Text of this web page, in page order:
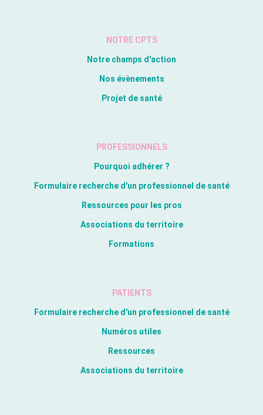
NOTRE CPTS
Notre champs d'action
Nos évènements
Projet de santé
PROFESSIONNELS
Pourquoi adhérer ?
Formulaire recherche d'un professionnel de santé
Ressources pour les pros
Associations du territoire
Formations
PATIENTS
Formulaire recherche d'un professionnel de santé
Numéros utiles
Ressources
Associations du territoire